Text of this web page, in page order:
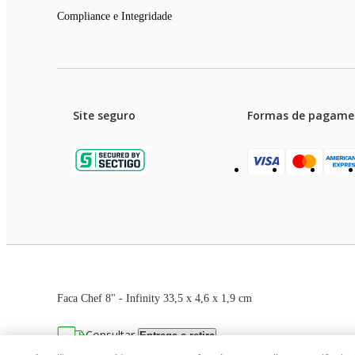
Faca Chef 8" - Infinity 33,5 x 4,6 x 1,9 cm
Consultar Entrega e retira
Compliance e Integridade
Site seguro Formas de
Preços e condições de
As imagens dos produtos são meramente
Avenida Zaki Narchi, nº 1650, sobreloja,